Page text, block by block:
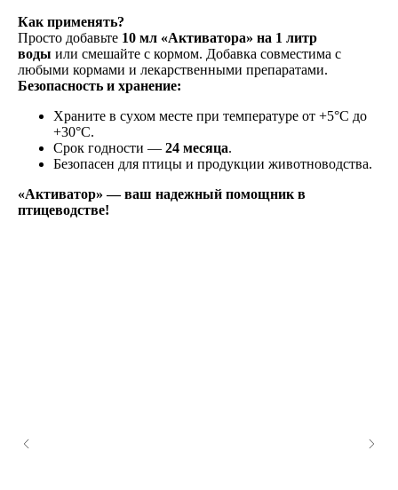
Как применять?
Просто добавьте 10 мл «Активатора» на 1 литр
воды или смешайте с кормом. Добавка совместима с
любыми кормами и лекарственными препаратами.
Безопасность и хранение:
Храните в сухом месте при температуре от +5°C до
+30°C.
Срок годности — 24 месяца.
Безопасен для птицы и продукции животноводства.
«Активатор» — ваш надежный помощник в
птицеводстве!